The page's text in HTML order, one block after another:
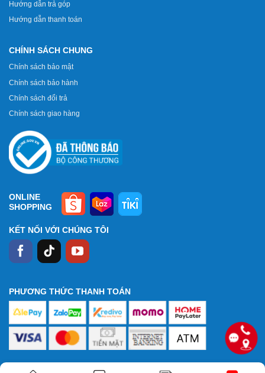
Hướng dẫn trả góp
Hướng dẫn thanh toán
CHÍNH SÁCH CHUNG
Chính sách bảo mật
Chính sách bảo hành
Chính sách đổi trả
Chính sách giao hàng
ONLINE
SHOPPING
KẾT NỐI VỚI CHÚNG TÔI
PHƯƠNG THỨC THANH TOÁN